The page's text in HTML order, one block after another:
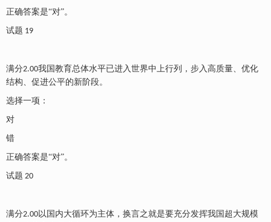
正确答案是“对”。
试题 19
满分2.00我国教育总体水平已进入世界中上行列，步入高质量、优化
结构、促进公平的新阶段。
选择一项：
对
错
正确答案是“对”。
试题 20
满分2.00以国内大循环为主体，换言之就是要充分发挥我国超大规模